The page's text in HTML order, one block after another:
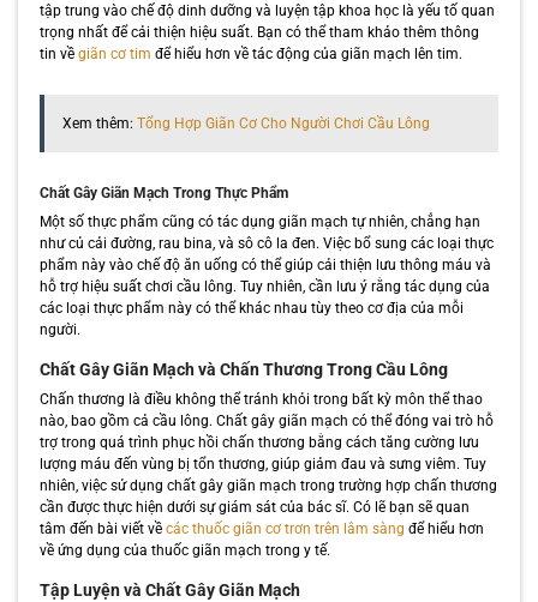
tập trung vào chế độ dinh dưỡng và luyện tập khoa học là yếu tố quan
trọng nhất để cải thiện hiệu suất. Bạn có thể tham khảo thêm thông
tin về giãn cơ tim để hiểu hơn về tác động của giãn mạch lên tim.
Xem thêm: Tổng Hợp Giãn Cơ Cho Người Chơi Cầu Lông
Chất Gây Giãn Mạch Trong Thực Phẩm
Một số thực phẩm cũng có tác dụng giãn mạch tự nhiên, chẳng hạn
như củ cải đường, rau bina, và sô cô la đen. Việc bổ sung các loại thực
phẩm này vào chế độ ăn uống có thể giúp cải thiện lưu thông máu và
hỗ trợ hiệu suất chơi cầu lông. Tuy nhiên, cần lưu ý rằng tác dụng của
các loại thực phẩm này có thể khác nhau tùy theo cơ địa của mỗi
người.
Chất Gây Giãn Mạch và Chấn Thương Trong Cầu Lông
Chấn thương là điều không thể tránh khỏi trong bất kỳ môn thể thao
nào, bao gồm cả cầu lông. Chất gây giãn mạch có thể đóng vai trò hỗ
trợ trong quá trình phục hồi chấn thương bằng cách tăng cường lưu
lượng máu đến vùng bị tổn thương, giúp giảm đau và sưng viêm. Tuy
nhiên, việc sử dụng chất gây giãn mạch trong trường hợp chấn thương
cần được thực hiện dưới sự giám sát của bác sĩ. Có lẽ bạn sẽ quan
tâm đến bài viết về các thuốc giãn cơ trơn trên lâm sàng để hiểu hơn
về ứng dụng của thuốc giãn mạch trong y tế.
Tập Luyện và Chất Gây Giãn Mạch